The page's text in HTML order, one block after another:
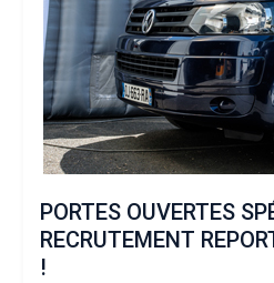
PORTES OUVERTES
RECRUTEMENT
!